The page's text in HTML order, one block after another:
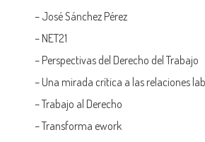
– José Sánchez Pérez
– NET21
– Perspectivas del Derecho del Trabajo
– Una mirada crítica a las relaciones
–Trabajo al Derecho
–Transforma ework